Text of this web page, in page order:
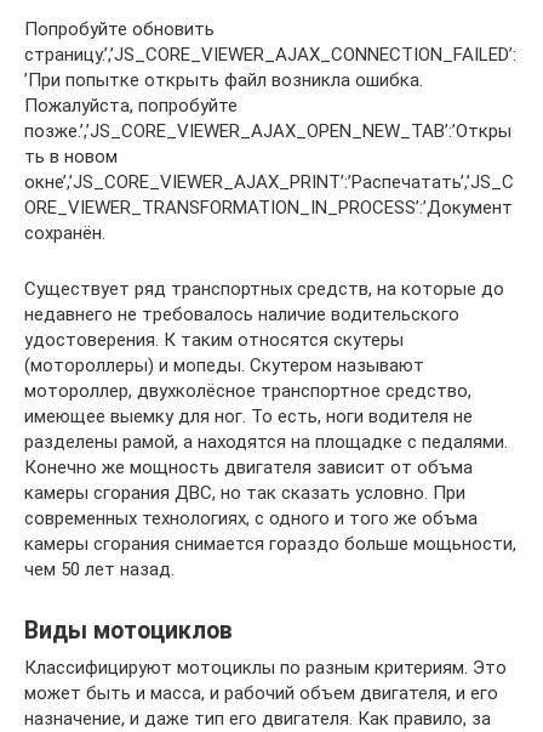
Попробуйте обновить
страницу.’,’JS_CORE_VIEWER_AJAX_CONNECTION_FAILED’:
’При попытке открыть файл возникла ошибка.
Пожалуйста, попробуйте
позже.’,’JS_CORE_VIEWER_AJAX_OPEN_NEW_TAB’:’Откры
ть в новом
окне’,’JS_CORE_VIEWER_AJAX_PRINT’:’Распечатать’,’JS_C
ORE_VIEWER_TRANSFORMATION_IN_PROCESS’:’Документ
сохранён.
Существует ряд транспортных средств, на которые до
недавнего не требовалось наличие водительского
удостоверения. К таким относятся скутеры
(мотороллеры) и мопеды. Скутером называют
мотороллер, двухколёсное транспортное средство,
имеющее выемку для ног. То есть, ноги водителя не
разделены рамой, а находятся на площадке с педалями.
Конечно же мощность двигателя зависит от объма
камеры сгорания ДВС, но так сказать условно. При
современных технологиях, с одного и того же объма
камеры сгорания снимается гораздо больше мощьности,
чем 50 лет назад.
Виды мотоциклов
Классифицируют мотоциклы по разным критериям. Это
может быть и масса, и рабочий объем двигателя, и его
назначение, и даже тип его двигателя. Как правило, за